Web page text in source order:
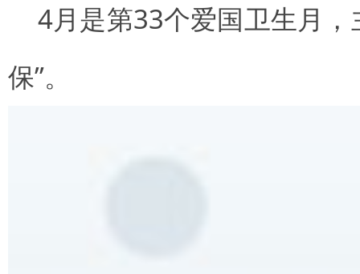
4月是第33个爱国卫生月，
保”。